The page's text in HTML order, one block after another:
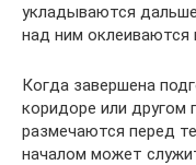
укладываются
над ним
Когда завершена
коридоре или другом
размечаются перед
началом может